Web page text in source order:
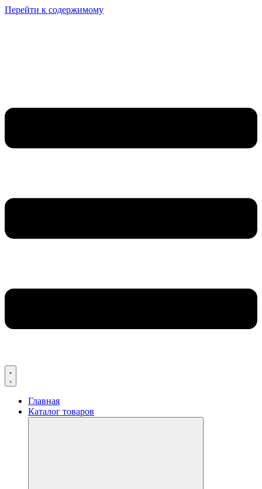
Перейти к содержимому
Главная
Каталог товаров